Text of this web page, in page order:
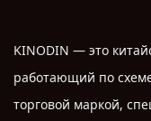
KINODIN — это
работающий по
торговой маркой,